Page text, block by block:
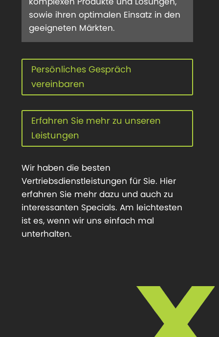
sowie ihren optimalen Einsatz in den
geeigneten Märkten.
Persönliches Gespräch
vereinbaren
Erfahren Sie mehr zu unseren
Leistungen
Wir haben die besten
Vertriebsdienstleistungen für Sie. Hier
erfahren Sie mehr dazu und auch zu
interessanten Specials. Am leichtesten
ist es, wenn wir uns einfach mal
unterhalten.